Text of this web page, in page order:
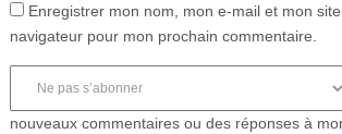
Enregistrer mon nom, mon e-mail et mon
navigateur pour mon prochain commentaire.
nouveaux commentaires ou des réponses à